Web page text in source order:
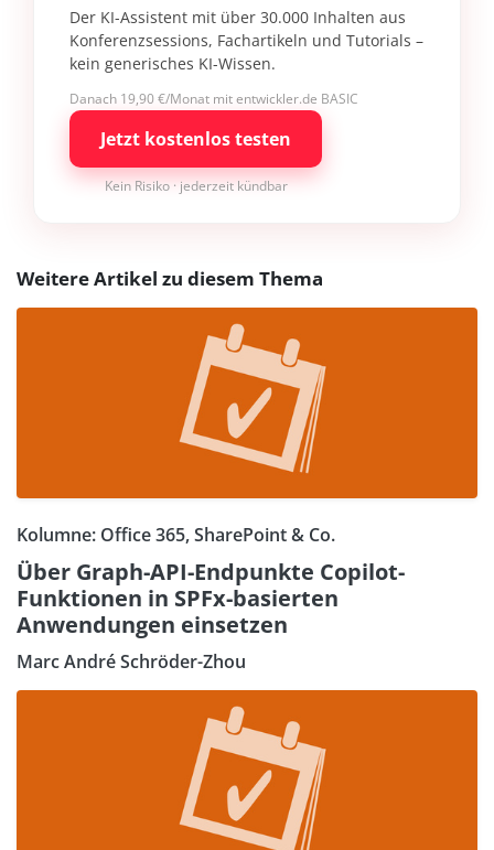
Der KI-Assistent mit über 30.000 Inhalten aus
Konferenzsessions, Fachartikeln und Tutorials –
kein generisches KI-Wissen.
Danach 19,90 €/Monat mit entwickler.de BASIC
Jetzt kostenlos testen
Kein Risiko · jederzeit kündbar
Weitere Artikel zu diesem Thema
Kolumne: Office 365, SharePoint & Co.
Über Graph-API-Endpunkte Copilot-
Funktionen in SPFx-basierten
Anwendungen einsetzen
Marc André Schröder-Zhou